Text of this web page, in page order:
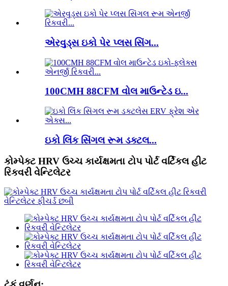
એરવુડ્સ ઇકો પેર પ્લસ સિંગ...
100CMH 88CFM વોલ માઉન્ટેડ ઇ...
ઇકો લિંક સિંગલ રૂમ ડક્ટલ...
કોમ્પેક્ટ HRV ઉચ્ચ કાર્યક્ષમતા ટોપ પોર્ટ વર્ટિકલ હીટ
રિકવરી વેન્ટિલેટર